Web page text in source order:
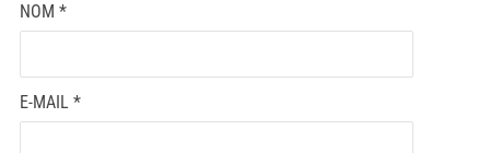
NOM *
E-MAIL *